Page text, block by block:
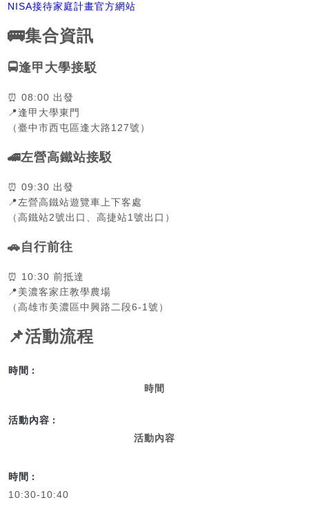
NISA接待家庭計畫官方網站
🚌集合資訊
🚍逢甲大學接駁
⏰ 08:00 出發
📍逢甲大學東門
（臺中市西屯區逢大路127號）
🚄左營高鐵站接駁
⏰ 09:30 出發
📍左營高鐵站遊覽車上下客處
（高鐵站2號出口、高捷站1號出口）
🚗自行前往
⏰ 10:30前抵達
📍美濃客家庄教學農場
（高雄市美濃區中興路二段6-1號）
📌活動流程
時間
活動內容
10:30-10:40